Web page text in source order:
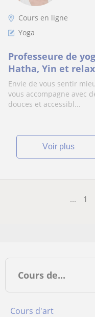
Cours en ligne
Yoga
Professeure de
Hatha, Yin et
Envie de vous sentir
vous accompagne avec
douces et accessibl...
voir plus
... 1
Cours de...
Cours d'art